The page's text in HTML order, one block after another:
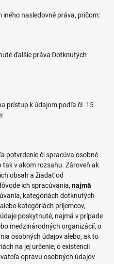
nasledovné práva, pričom:
ďalšie práva Dotknutých
prístup k údajom podľa čl. 15
potvrdenie či spracúva osobné
tak v akom rozsahu. Zároveň ak
obsah a žiadať od
ich spracúvania, najmä
kategóriách dotknutých
kategóriách príjemcov,
poskytnuté, najmä v prípade
medzinárodných organizácií, o
osobných údajov alebo, ak to
na jej určenie, o existencii
opravu osobných údajov